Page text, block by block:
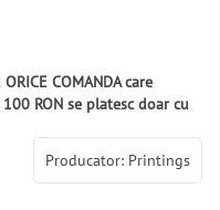
COMANDA care
RON se platesc doar cu
Producator: Printings